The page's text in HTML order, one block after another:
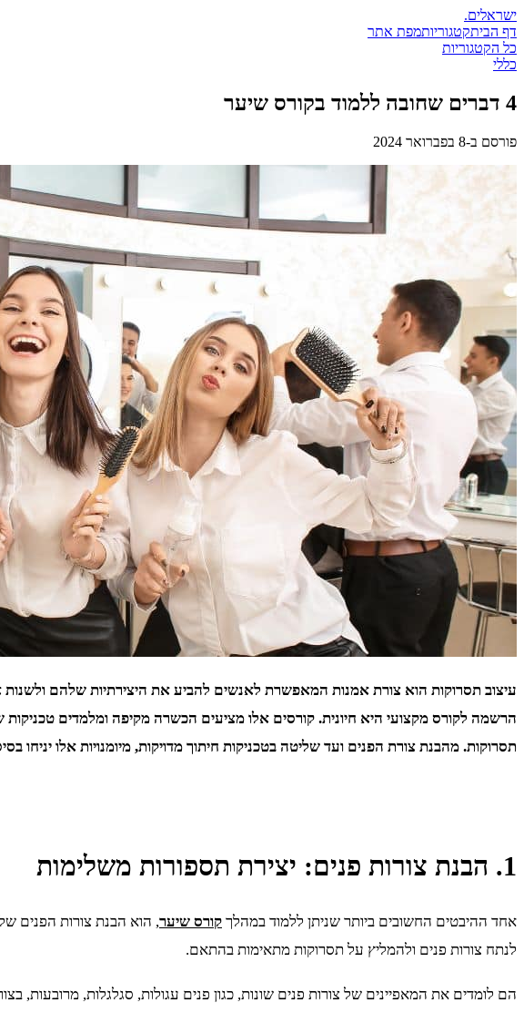
ישראלים.
דף הביתקטגוריותמפת אתר
כל הקטגוריות
כללי
4 דברים שחובה ללמוד בקורס שיער
פורסם ב-8 בפברואר 2024
עיצוב תסרוקות הוא צורת אמנות המאפשרת לאנשים להביע את היצירתיות שלהם
תסרוקות. מהבנת צורת הפנים ועד שליטה בטכניקות חיתוך מדויקות, מיומנויות אלו
1. הבנת צורות פנים: יצירת תספורות משלימות
אחד ההיבטים החשובים ביותר שניתן ללמוד במהלך קורס שיער, הוא הבנת צורות הפנים
לנתח צורות פנים ולהמליץ ​​על תסרוקות מתאימות בהתאם.
הם לומדים את המאפיינים של צורות פנים שונות, כגון פנים עגולות, סגלגלות, מרובעות,